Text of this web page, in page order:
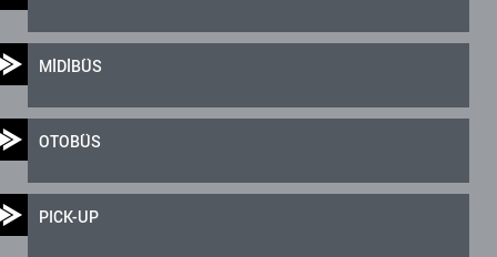
MİDİBÜS
OTOBÜS
PICK-UP